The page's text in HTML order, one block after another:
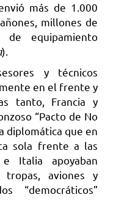
más de 1.000
millones de
equipamiento
).
y técnicos
en el frente y
tanto, Francia y
“Pacto de No
diplomática que en
sola frente a las
Italia apoyaban
tropas, aviones y
“democráticos”